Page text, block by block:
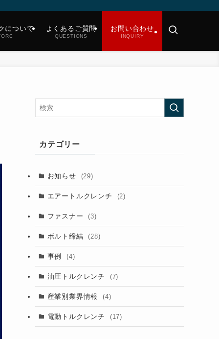
について よくあるご質問
QUESTIONS
お問い合わせ
INQUIRY
カテゴリー
お知らせ (29)
エアートルクレンチ (2)
ファスナー (3)
ボルト締結 (28)
事例 (4)
油圧トルクレンチ (7)
産業別業界情報 (4)
電動トルクレンチ (17)